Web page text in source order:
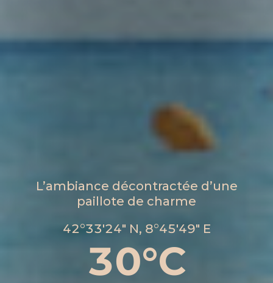
L’ambiance décontractée d’une
paillote de charme
42°33'24" N, 8°45'49" E
30°C